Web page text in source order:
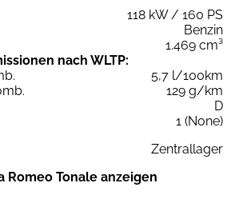
118 kW / 160 PS
Benzin
1.469 cm³
nach WLTP:
5,7 l/100km
129 g/km
D
1 (None)
Zentrallager
Romeo Tonale anzeigen